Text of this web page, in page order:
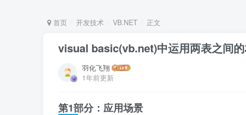
首页 开发技术 VB.NET 正文
visual basic(vb.net)中运用两表之间
羽化飞翔
1年前更新
第1部分：应用场景